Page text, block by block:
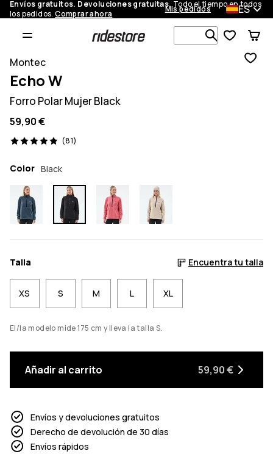
Envíos gratuitos. Devoluciones gratuitas.Todo el tiempo en todos
los pedidos.Comprar ahora Mis pedidos ES
Busca en
Montec
Echo W
Forro Polar Mujer Black
59,90 €
(81)
81 opiniones, 4.9/5
Color Black
Talla Encuentra tu talla
XS S M L XL
El/la modelo mide 175 cm y lleva la talla S.
Añadir al carrito 59,90 €
Envíos y devoluciones gratuitos
Derecho de devolución de 30 días
Envíos rápidos